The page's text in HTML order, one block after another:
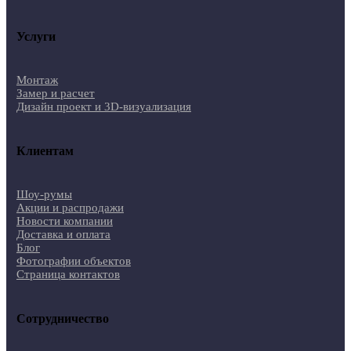
Услуги
Монтаж
Замер и расчет
Дизайн проект и 3D-визуализация
Клиентам
Шоу-румы
Акции и распродажи
Новости компании
Доставка и оплата
Блог
Фотографии объектов
Страница контактов
Сотрудничество